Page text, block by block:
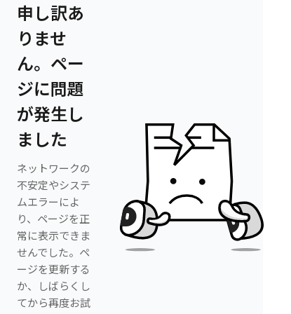
申し訳あ
りませ
ん。ペー
ジに問題
が発生し
ました
ネットワークの
不安定やシステ
ムエラーによ
り、ページを正
常に表示できま
せんでした。ペ
ージを更新する
か、しばらくし
てから再度お試